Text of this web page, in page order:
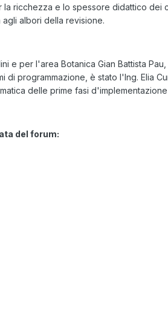
ricchezza e lo spessore didattico dei
albori della revisione.
e per l'area Botanica Gian Battista
programmazione, è stato l'Ing. Elia
delle prime fasi d'implementazione
del forum: